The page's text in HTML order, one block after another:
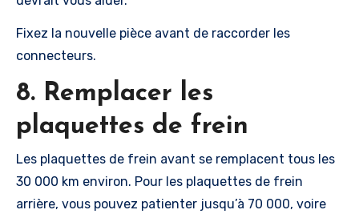
Fixez la nouvelle pièce avant de raccorder les
connecteurs.
8. Remplacer les
plaquettes de frein
Les plaquettes de frein avant se remplacent tous les
30 000 km environ. Pour les plaquettes de frein
arrière, vous pouvez patienter jusqu’à 70 000, voire